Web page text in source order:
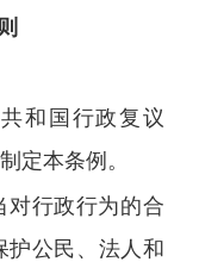
和国行政复议
定本条例。
行政行为的合
护公民、法人和